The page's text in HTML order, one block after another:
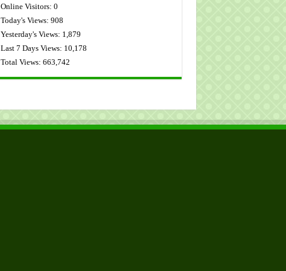
Online Visitors: 0
Today's Views: 908
Yesterday's Views: 1,879
Last 7 Days Views: 10,178
Total Views: 663,742